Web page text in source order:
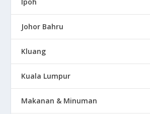
Ipoh
Johor Bahru
Kluang
Kuala Lumpur
Makanan & Minuman